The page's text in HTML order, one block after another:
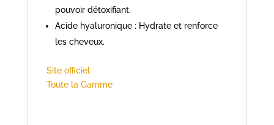
pouvoir détoxifiant.
Acide hyaluronique : Hydrate et renforce
les cheveux.
Site officiel
Toute la Gamme